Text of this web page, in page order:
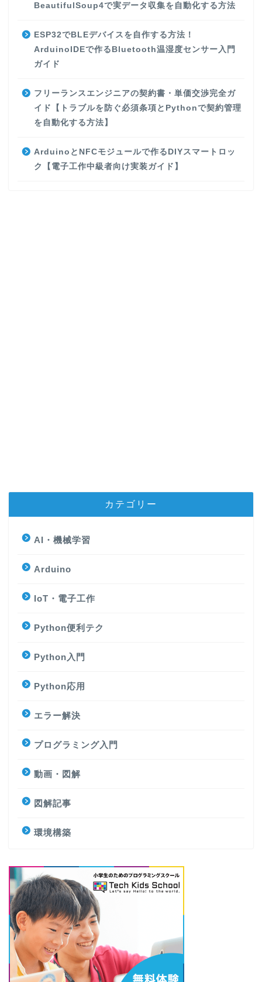
BeautifulSoup4で実データ収集を自動化する方法
ESP32でBLEデバイスを自作する方法！
ArduinoIDEで作るBluetooth温湿度センサー入門
ガイド
フリーランスエンジニアの契約書・単価交渉完全ガ
イド【トラブルを防ぐ必須条項とPythonで契約管理
を自動化する方法】
ArduinoとNFCモジュールで作るDIYスマートロッ
ク【電子工作中級者向け実装ガイド】
カテゴリー
AI・機械学習
Arduino
IoT・電子工作
Python便利テク
Python入門
Python応用
エラー解決
プログラミング入門
動画・図解
図解記事
環境構築